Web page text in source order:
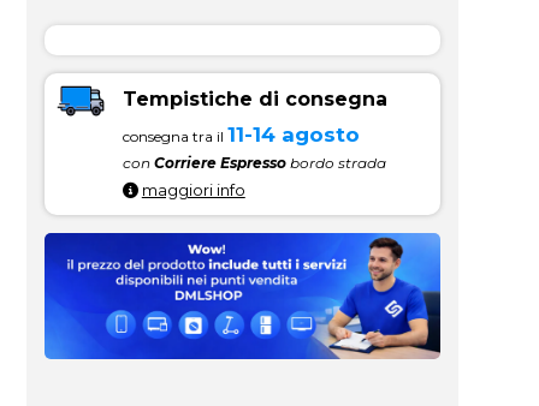
Tempistiche di consegna
consegna tra il 11-14 agosto
con Corriere Espressobordo strada
maggiori info